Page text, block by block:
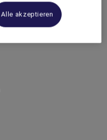
Alle akzeptieren